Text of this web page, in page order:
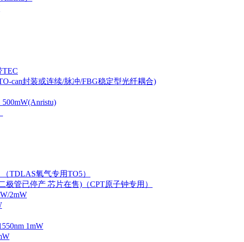
TEC
can封装或连续/脉冲/FBG稳定型光纤耦合)
TDLAS氧气专用TO5）
极管已停产 芯片在售)（CPT原子钟专用）
2mW
1mW